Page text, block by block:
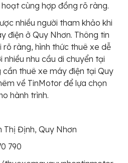
hoạt cùng hợp đồng rõ ràng.
nhiều người tham khảo khi
điện ở Quy Nhơn. Thông tin
ràng, hình thức thuê xe dễ
nhu cầu di chuyển tại
cần thuê xe máy điện tại Quy
về TinMotor để lựa chọn
hành trình.
Thị Định, Quy Nhơn
790